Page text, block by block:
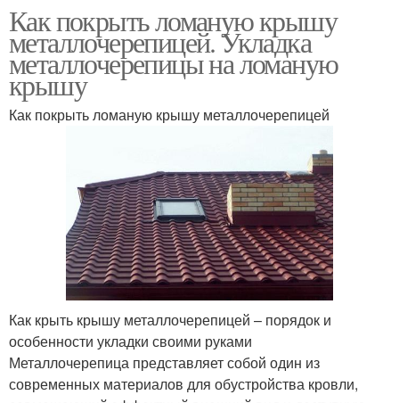
Как покрыть ломаную крышу
металлочерепицей. Укладка
металлочерепицы на ломаную
крышу
Как покрыть ломаную крышу металлочерепицей
Как крыть крышу металлочерепицей – порядок и
особенности укладки своими руками
Металлочерепица представляет собой один из
современных материалов для обустройства кровли,